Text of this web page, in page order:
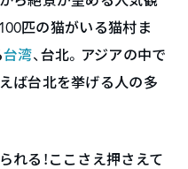
匹の猫がいる猫村ま
台湾、台北。アジアの中で
ば台北を挙げる人の多
れる！ここさえ押さえて